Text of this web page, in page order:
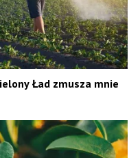
Ład zmusza mnie